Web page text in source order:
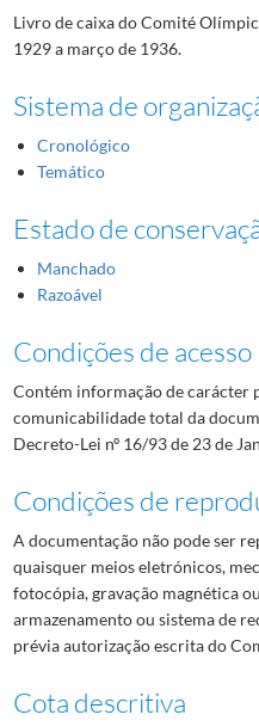
Livro de caixa do Comité
1929 a março de 1936.
Sistema de
Cronológico
Temático
Estado de
Manchado
Razoável
Condições de acesso
Contém informação de carácter
comunicabilidade total da
Decreto-Lei nº 16/93 de 23 de
Condições de
A documentação não pode ser
quaisquer meios eletrónicos,
fotocópia, gravação magnética
armazenamento ou sistema de
prévia autorização escrita do
Cota descritiva